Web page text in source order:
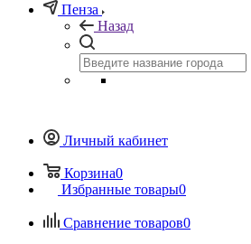
Пенза
Назад
Личный кабинет
Корзина0
Избранные товары0
Сравнение товаров0